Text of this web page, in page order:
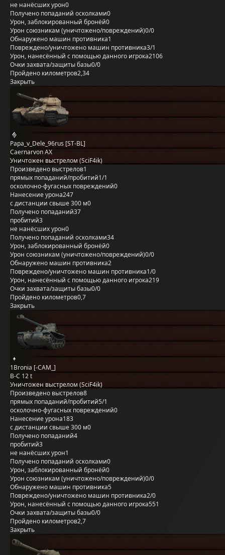
не нанёсших урон0
Получено попаданий осколками0
Урон, заблокированный бронёй0
Урон союзникам (уничтожено/повреждений)0/0
Обнаружено машин противника1
Повреждено/уничтожено машин противника3/1
Урон, нанесённый с помощью данного игрока2106
Очки захвата/защиты базы0/0
Пройдено километров2,34
Закрыть
Papa_v_Dele_96rus [ST-BL]
Caernarvon AX
Уничтожен выстрелом (SciF4ik)
Произведено выстрелов1
прямых попаданий/пробитий1/1
осколочно-фугасных повреждений0
Нанесение урона247
с дистанции свыше 300 м0
Получено попаданий37
пробитий3
не нанёсших урон0
Получено попаданий осколками34
Урон, заблокированный бронёй0
Урон союзникам (уничтожено/повреждений)0/0
Обнаружено машин противника2
Повреждено/уничтожено машин противника1/0
Урон, нанесённый с помощью данного игрока219
Очки захвата/защиты базы0/0
Пройдено километров0,7
Закрыть
1Bronia [-CAM_]
B-C 12 t
Уничтожен выстрелом (SciF4ik)
Произведено выстрелов8
прямых попаданий/пробитий5/1
осколочно-фугасных повреждений0
Нанесение урона183
с дистанции свыше 300 м0
Получено попаданий4
пробитий3
не нанёсших урон1
Получено попаданий осколками0
Урон, заблокированный бронёй0
Урон союзникам (уничтожено/повреждений)0/0
Обнаружено машин противника5
Повреждено/уничтожено машин противника2/0
Урон, нанесённый с помощью данного игрока551
Очки захвата/защиты базы0/0
Пройдено километров2,7
Закрыть